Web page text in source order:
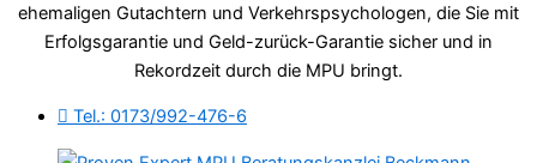
ehemaligen Gutachtern und Verkehrspsychologen, die Sie mit
Erfolgsgarantie und Geld-zurück-Garantie sicher und in
Rekordzeit durch die MPU bringt.
Tel.: 0173/992-476-6